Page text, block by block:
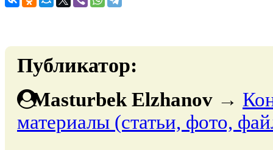
Публикатор:
Masturbek Elzhanov →
материалы (статьи, фото,